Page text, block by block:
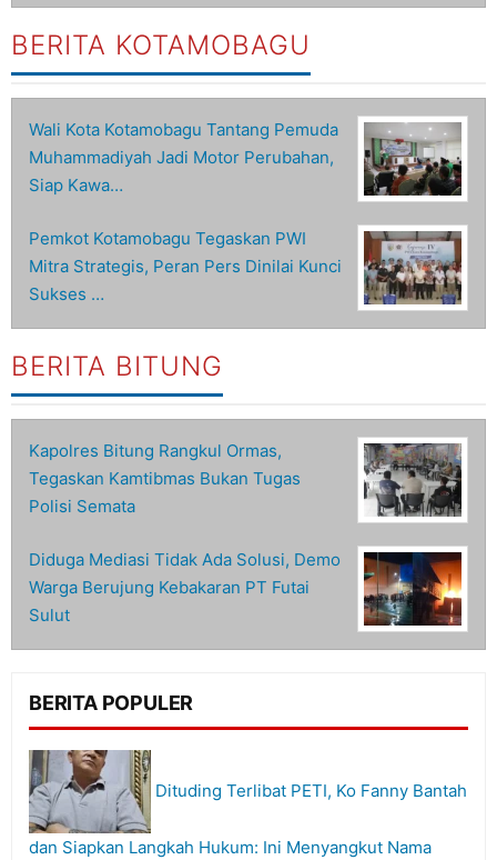
BERITA KOTAMOBAGU
Wali Kota Kotamobagu Tantang Pemuda
Muhammadiyah Jadi Motor Perubahan,
Siap Kawa…
Pemkot Kotamobagu Tegaskan PWI
Mitra Strategis, Peran Pers Dinilai Kunci
Sukses …
BERITA BITUNG
Kapolres Bitung Rangkul Ormas,
Tegaskan Kamtibmas Bukan Tugas
Polisi Semata
Diduga Mediasi Tidak Ada Solusi, Demo
Warga Berujung Kebakaran PT Futai
Sulut
BERITA POPULER
Dituding Terlibat PETI, Ko Fanny Bantah
dan Siapkan Langkah Hukum: Ini Menyangkut Nama